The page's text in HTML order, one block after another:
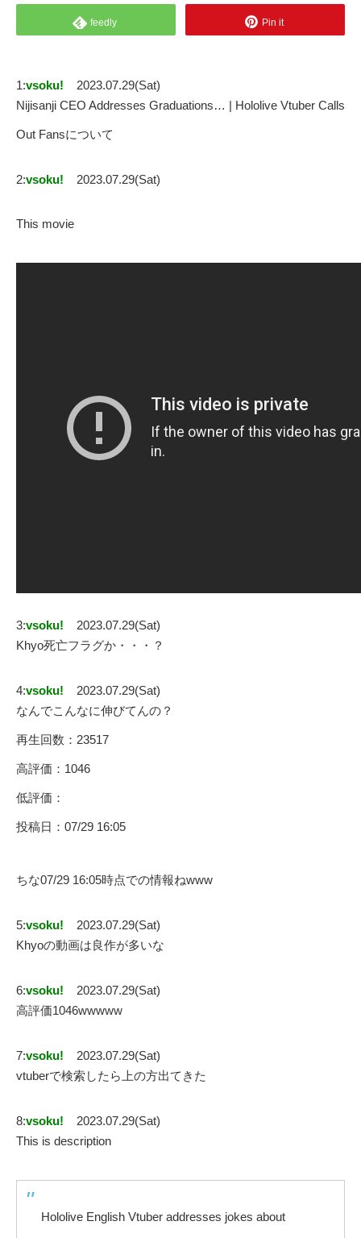
feedly Pin it
1:vsoku!
2023.07.29(Sat)
Nijisanji CEO Addresses Graduations… | Hololive Vtuber Calls
Out Fansについて
2:vsoku! 2023.07.29(Sat)
This movie
3:vsoku!
2023.07.29(Sat)
Khyo死亡フラグか・・・？
4:vsoku!
2023.07.29(Sat)
なんでこんなに伸びてんの？
再生回数：23517
高評価：1046
低評価：
投稿日：07/29 16:05
ちな07/29 16:05時点での情報ねwww
5:vsoku!
2023.07.29(Sat)
Khyoの動画は良作が多いな
6:vsoku!
2023.07.29(Sat)
高評価1046wwwww
7:vsoku!
2023.07.29(Sat)
vtuberで検索したら上の方出てきた
8:vsoku!
2023.07.29(Sat)
This is description
Hololive English Vtuber addresses jokes about